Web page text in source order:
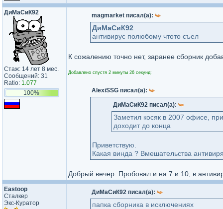
ДиМаСиК92
Стаж: 14 лет 8 мес.
Сообщений: 31
Ratio: 1.077
100%
magmarket писал(а):
ДиМаСиК92
антивирус полюбому чтото съел
К сожалению точно нет, заранее сборник
Добавлено спустя 2 минуты 26 секунд:
AlexiSSG писал(а):
ДиМаСиК92 писал(а):
Заметил косяк в 2007 офисе,
доходит до конца
Приветствую.
Какая винда ? Вмешательства
Добрый вечер. Пробовал и на 7 и 10, в
Eastoop
Сталкер
Экс-Куратор
ДиМаСиК92 писал(а):
папка сборника в исключениях